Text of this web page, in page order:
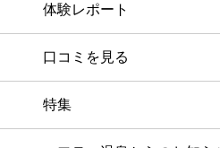
体験レポート
口コミを見る
特集